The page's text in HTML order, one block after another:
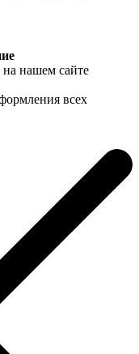
на нашем сайте
всех